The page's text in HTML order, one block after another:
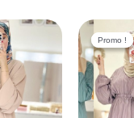
Promo !
Promo !